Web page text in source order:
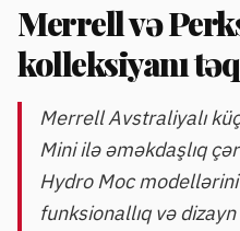
Merrell və
kolleksiyanı
Merrell Avstraliyalı
Mini ilə əməkdaşlıq
Hydro Moc
funksionallıq və dizayn